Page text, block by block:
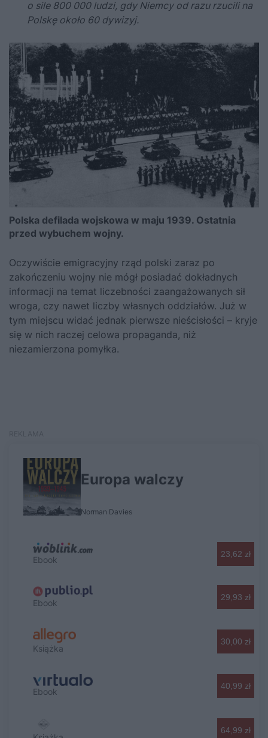
o sile 800 000 ludzi, gdy Niemcy od razu rzucili na
Polskę około 60 dywizyj.
Polska defilada wojskowa w maju 1939. Ostatnia
przed wybuchem wojny.
Oczywiście emigracyjny rząd polski zaraz po
zakończeniu wojny nie mógł posiadać dokładnych
informacji na temat liczebności zaangażowanych sił
wroga, czy nawet liczby własnych oddziałów. Już w
tym miejscu widać jednak pierwsze nieścisłości – kryje
się w nich raczej celowa propaganda, niż
niezamierzona pomyłka.